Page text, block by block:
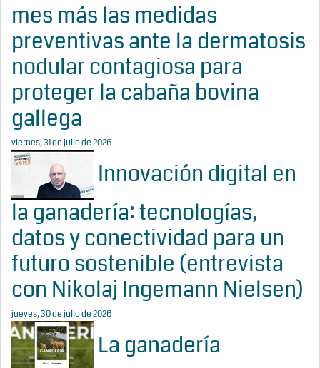
mes más las medidas
preventivas ante la dermatosis
nodular contagiosa para
proteger la cabaña bovina
gallega
viernes, 31 de julio de 2026
Innovación digital en
la ganadería: tecnologías,
datos y conectividad para un
futuro sostenible (entrevista
con Nikolaj Ingemann Nielsen)
jueves, 30 de julio de 2026
La ganadería